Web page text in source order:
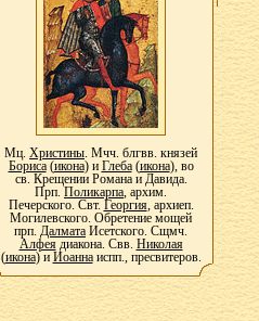
Мц. Христины. Мчч. блгвв. князей
Бориса(икона) и Глеба(икона), во
св. Крещении Романа и Давида.
Прп. Поликарпа, архим.
Печерского. Свт. Георгия, архиеп.
Могилевского. Обретение мощей
прп. Далмата Исетского. Сщмч.
Алфеядиакона. Свв. Николая
(икона) и Иоаннаиспп., пресвитеров.